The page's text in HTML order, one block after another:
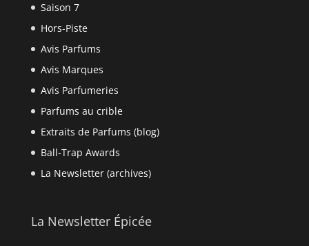
Saison 7
Hors-Piste
Avis Parfums
Avis Marques
Avis Parfumeries
Parfums au crible
Extraits de Parfums (blog)
Ball-Trap Awards
La Newsletter (archives)
La Newsletter Épicée